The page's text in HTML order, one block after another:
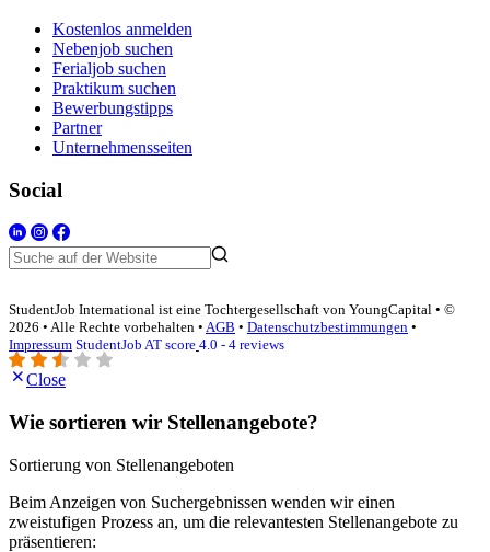
Kostenlos anmelden
Nebenjob suchen
Ferialjob suchen
Praktikum suchen
Bewerbungstipps
Partner
Unternehmensseiten
Social
StudentJob International ist eine Tochtergesellschaft von YoungCapital • ©
2026 • Alle Rechte vorbehalten • AGB • Datenschutzbestimmungen •
Impressum StudentJob AT score 4.0 - 4 reviews
Close
Wie sortieren wir Stellenangebote?
Sortierung von Stellenangeboten
Beim Anzeigen von Suchergebnissen wenden wir einen
zweistufigen Prozess an, um die relevantesten Stellenangebote zu
präsentieren: